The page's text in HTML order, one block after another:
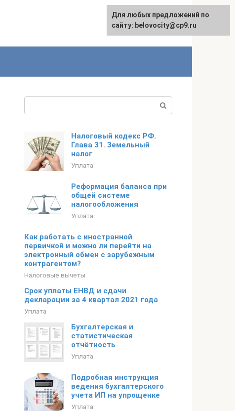
English
Налоговый кодекс РФ.
Глава 31. Земельный
налог
Уплата
Реформация баланса при
общей системе
налогообложения
Уплата
Как работать с иностранной
первичкой и можно ли перейти на
электронный обмен с зарубежным
контрагентом?
Налоговые вычеты
Срок уплаты ЕНВД и сдачи
декларации за 4 квартал 2021 года
Уплата
Бухгалтерская и
статистическая
отчётность
Уплата
Подробная инструкция
ведения бухгалтерского
учета ИП на упрощенке
Уплата
Для любых предложений по
сайту: belovocity@cp9.ru